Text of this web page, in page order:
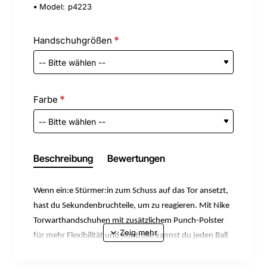
Model: p4223
Handschuhgrößen
Farbe
Beschreibung Bewertungen
Wenn ein:e Stürmer:in zum Schuss auf das Tor ansetzt,
hast du Sekundenbruchteile, um zu reagieren. Mit Nike
Torwarthandschuhen mit zusätzlichem Punch-Polster
für mehr Flexibilität und Kontrolle kannst du jeden Ball